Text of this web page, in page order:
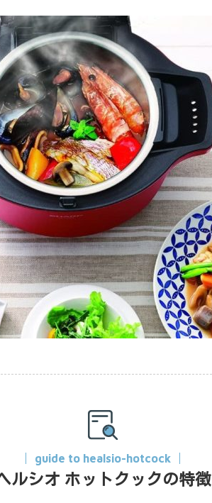
guide to healsio-hotcock
ルシオ ホットクックの特徴